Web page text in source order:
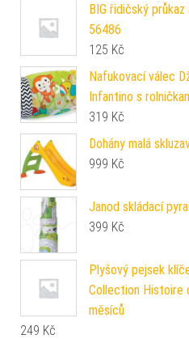
BIG řidičský
56486
125 Kč
Nafukovací válec
Infantino s
319 Kč
Dohány malá
999 Kč
Janod skládací
399 Kč
Plyšový pejsek
Collection Histoire
měsíců
249 Kč